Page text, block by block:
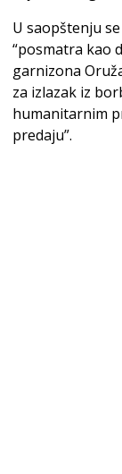
U saopštenju
“posmatra kao
garnizona
za izlazak iz
humanitarnim
predaju”.